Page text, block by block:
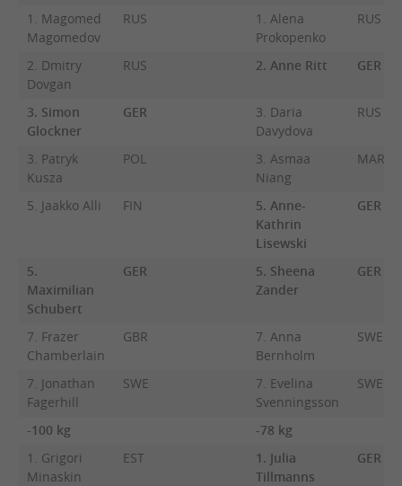
1. Magomed
Magomedov
RUS
1. Alena
Prokopenko
RUS
2. Dmitry
Dovgan
RUS 2. Anne Ritt GER
3. Simon
Glockner
GER
3. Daria
Davydova
RUS
3. Patryk
Kusza
POL
3. Asmaa
Niang
MAR
5. Jaakko Alli FIN
5. Anne-
Kathrin
Lisewski
GER
5.
Maximilian
Schubert
GER
5. Sheena
Zander
GER
7. Frazer
Chamberlain
GBR
7. Anna
Bernholm
SWE
7. Jonathan
Fagerhill
SWE
7. Evelina
Svenningsson
SWE
-100 kg
-78 kg
1. Grigori
Minaskin
EST
1. Julia
Tillmanns
GER